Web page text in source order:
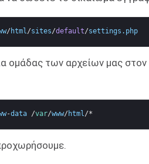
/ html/sites/default/settings . php
ομάδας των αρχείων μας
-data /var/www/ html/*